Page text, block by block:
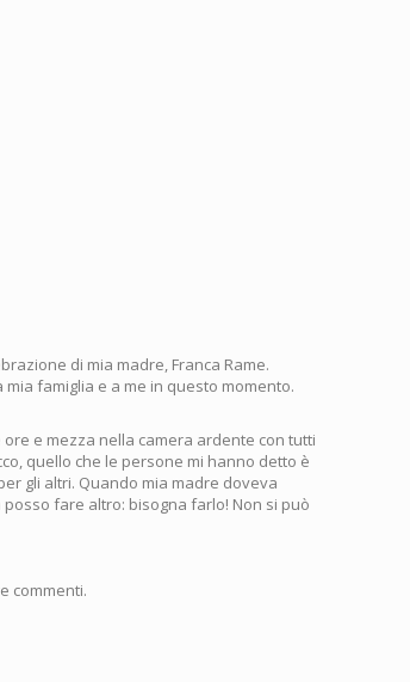
di mia madre, Franca Rame.
famiglia e a me in questo momento.
e mezza nella camera ardente con tutti
quello che le persone mi hanno detto è
gli altri. Quando mia madre doveva
fare altro: bisogna farlo! Non si può
commenti.